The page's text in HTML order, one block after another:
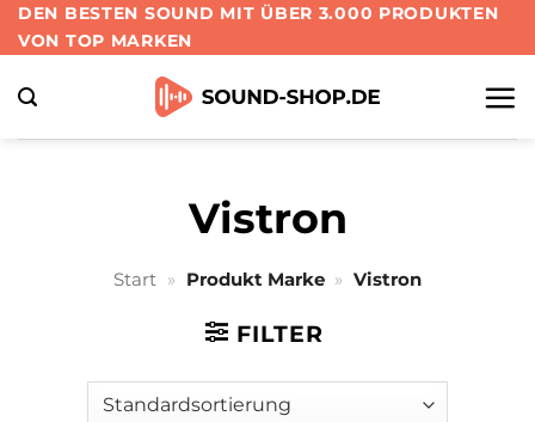
Zum
Inhalt
springen
DEN BESTEN SOUND MIT ÜBER 3.000 PRODUKTEN
VON TOP MARKEN
Vistron
Start » Produkt Marke » Vistron
FILTER